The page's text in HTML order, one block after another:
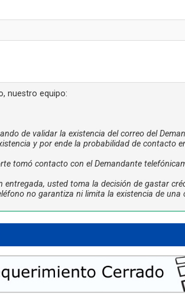
nuestro equipo:
de validar la existencia del correo del
y por ende la probabilidad de contacto
tomó contacto con el Demandante
entregada, usted toma la decisión de gastar
no garantiza ni limita la existencia de
industrial en Chile
El precio real de los
en 2026?